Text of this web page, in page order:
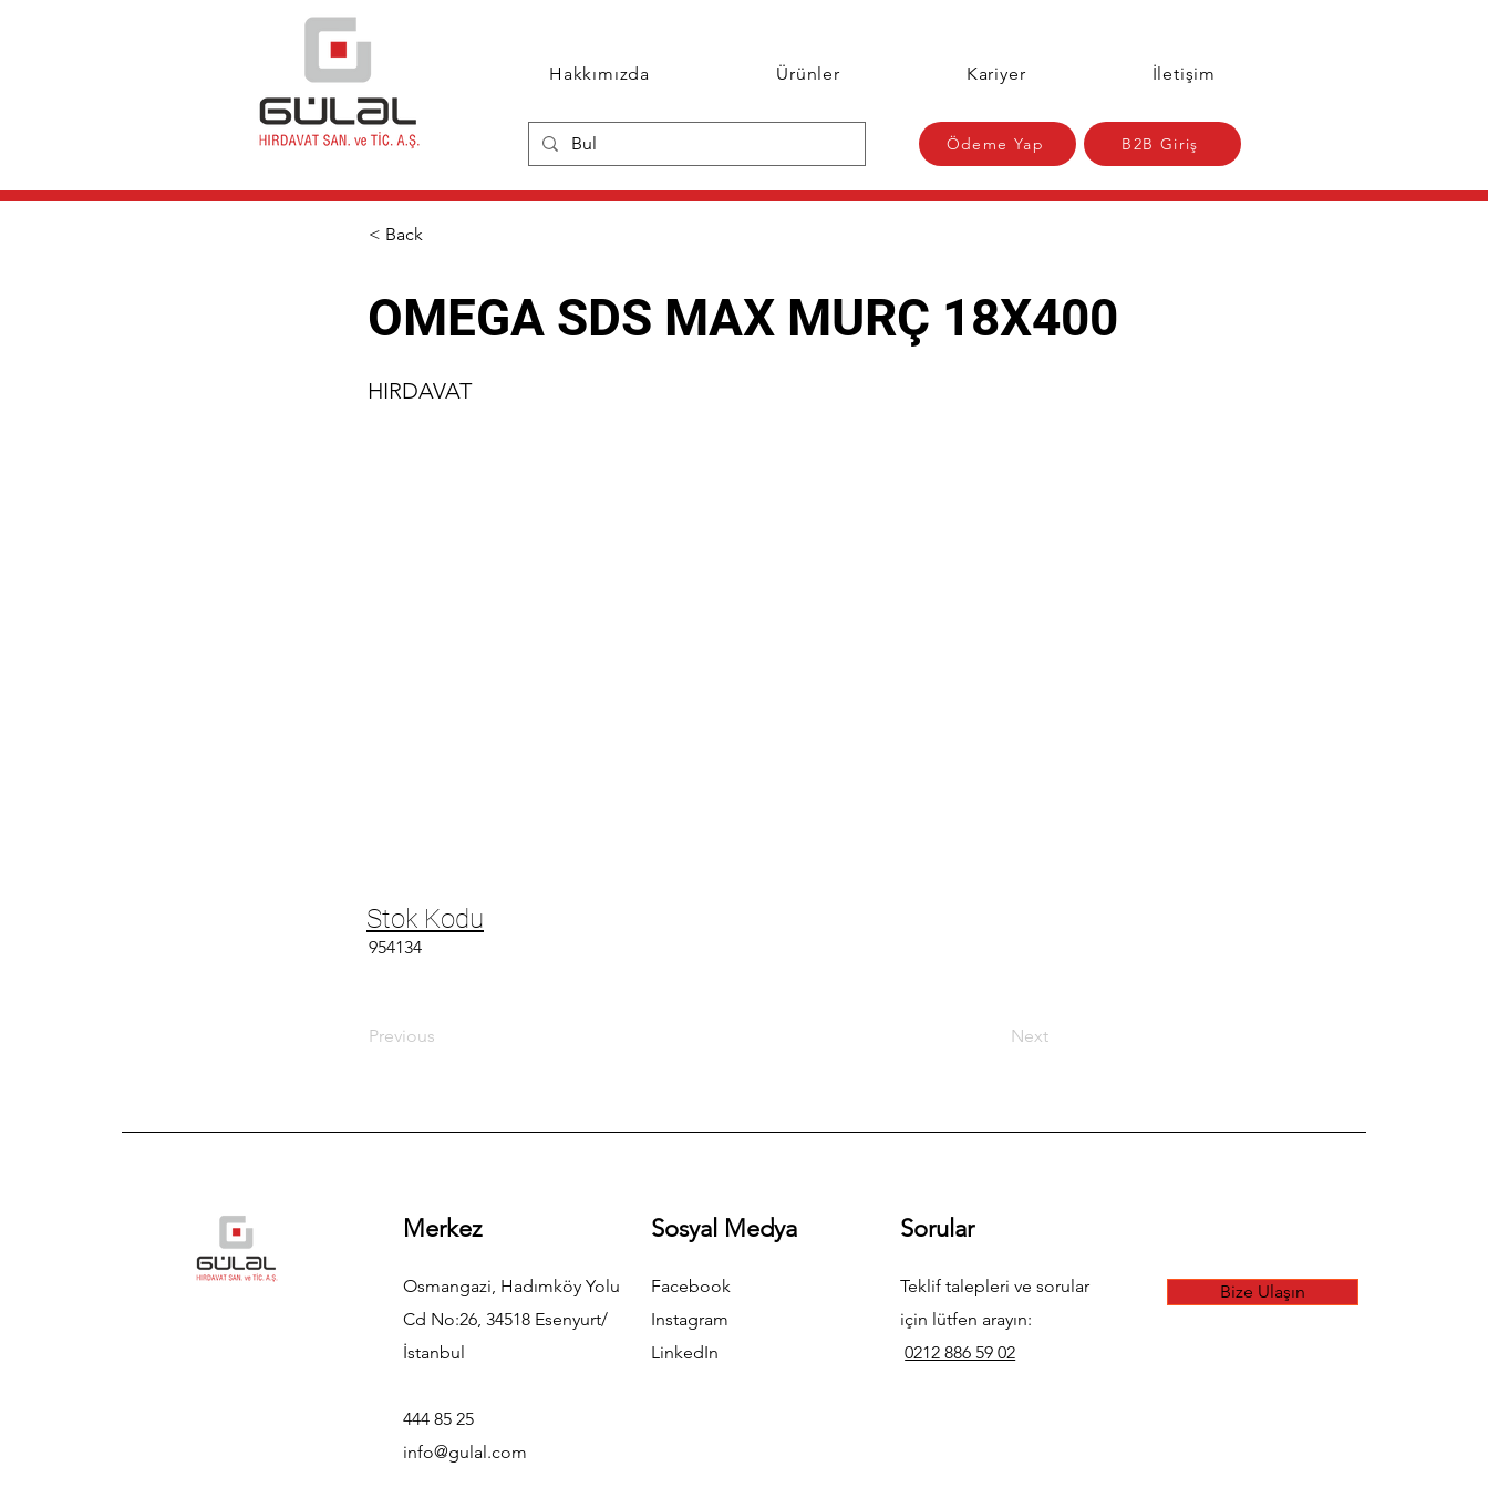
Hakkımızda Ürünler Kariyer İletişim
Ödeme Yap B2B Giriş
< Back
OMEGA SDS MAX MURÇ 18X400
HIRDAVAT
954134
Stok Kodu
Previous Next
Merkez
Osmangazi, Hadımköy Yolu
Cd No:26, 34518 Esenyurt/
İstanbul
444 85 25
info@gulal.com
Sosyal Medya
Facebook
Instagram
LinkedIn
Sorular
Teklif talepleri ve sorular
için lütfen arayın:
0212 886 59 02
Bize Ulaşın